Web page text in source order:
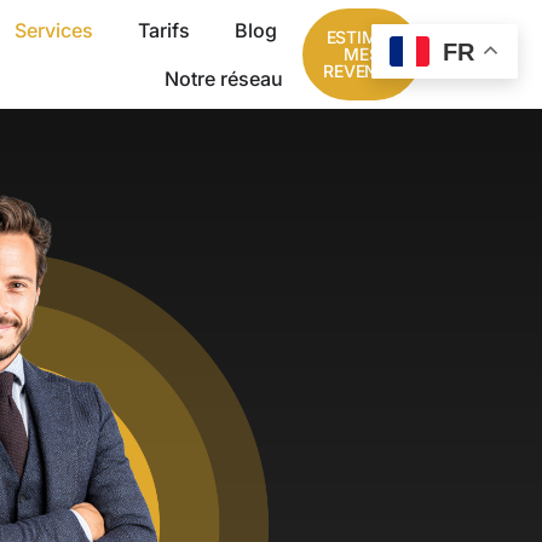
Services Tarifs
Blog
Notre réseau
ESTIMER
MES
REVENUS
FR